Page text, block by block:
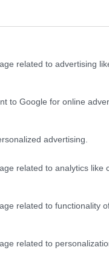
related to advertising
to Google for online
advertising.
related to analytics like
related to functionality
related to
értük a
a blog szerkesztőjéhez.